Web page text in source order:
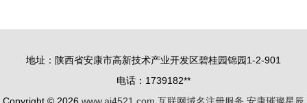
方案提供商
地址：陕西省安康市高新技术产业开发区碧桂园锦园1-2-901
电话：1739182**